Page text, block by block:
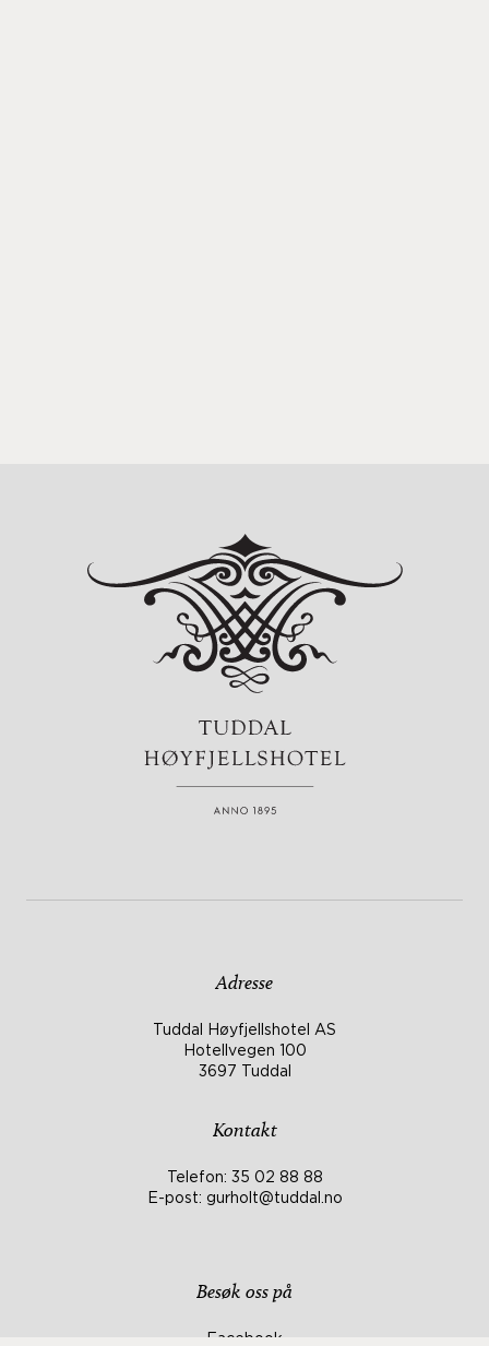
Adresse
Tuddal Høyfjellshotel AS
Hotellvegen 100
3697 Tuddal
Kontakt
Telefon: 35 02 88 88
E-post: gurholt@tuddal.no
Besøk oss på
Facebook